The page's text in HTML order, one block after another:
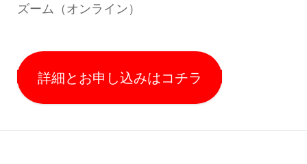
ズーム（オンライン）
詳細とお申し込みはコチラ